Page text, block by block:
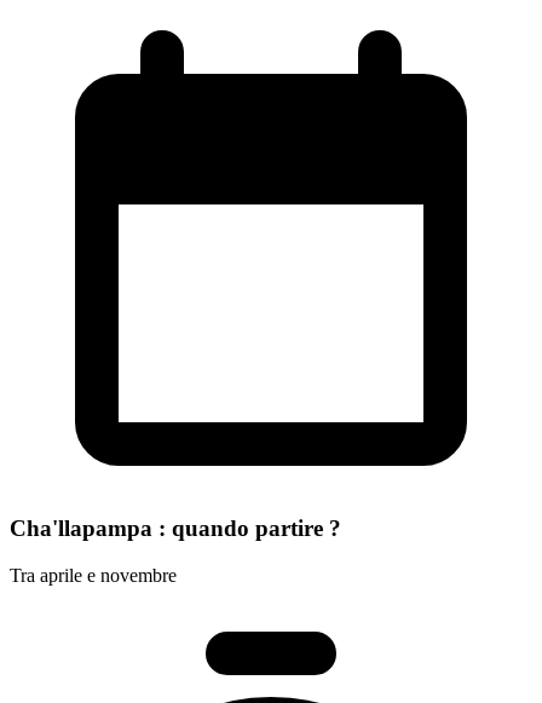
Cha'llapampa : quando partire ?
Tra aprile e novembre